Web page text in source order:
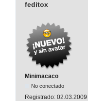
feditox
Minimacaco
No conectado
Registrado: 02.03.2009